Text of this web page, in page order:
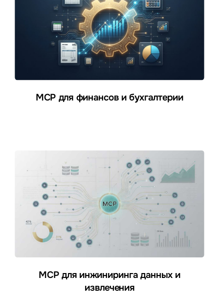
MCP для финансов и бухгалтерии
MCP для инжиниринга данных и
извлечения